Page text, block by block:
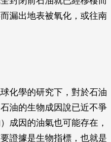
漏出地表被氧化，或往南
化學的研究下，對於石油
油的生物成因說已近不爭
成因的油氣也可能存在，
證據是生物指標，也就是